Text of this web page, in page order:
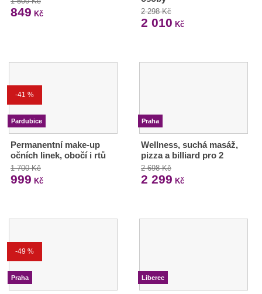
849 Kč 2 298 Kč
2 010 Kč
-41 %
Pardubice
Permanentní make-up
očních linek, obočí i rtů
1 700 Kč
999 Kč
Praha
Wellness, suchá masáž,
pizza a billiard pro 2
2 698 Kč
2 299 Kč
-49 %
Praha Liberec